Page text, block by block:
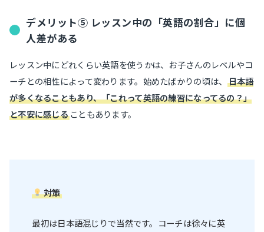
デメリット⑤ レッスン中の「英語の割合」に個
人差がある
レッスン中にどれくらい英語を使うかは、お子さんのレベルやコ
ーチとの相性によって変わります。始めたばかりの頃は、 日本語
が多くなることもあり、「これって英語の練習になってるの？」
と不安に感じることもあります。
対策
最初は日本語混じりで当然です。コーチは徐々に英